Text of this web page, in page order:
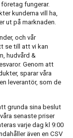
fungerar.
kunderna vill ha,
ut på marknaden.
och vår
se till att vi kan
hudvård &
Genom att
sparar våra
leverantör, som de
grunda sina beslut
senaste priser
varje dag kl 9:00
även en CSV